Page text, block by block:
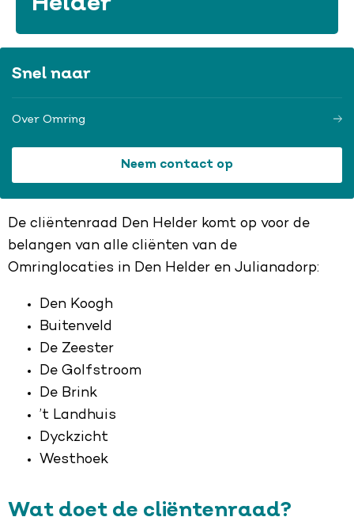
Snel naar
Over Omring
Neem contact op
De cliëntenraad Den Helder komt op voor de
belangen van alle cliënten van de
Omringlocaties in Den Helder en Julianadorp:
Den Koogh
Buitenveld
De Zeester
De Golfstroom
De Brink
’t Landhuis
Dyckzicht
Westhoek
Wat doet de cliëntenraad?